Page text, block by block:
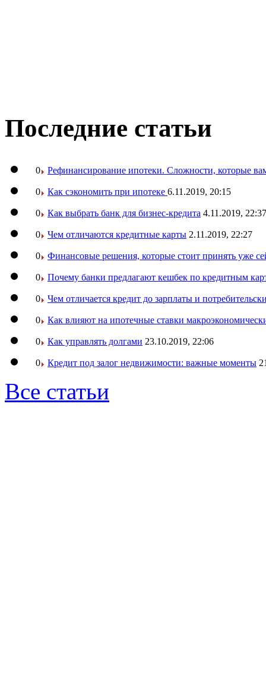
Последние статьи
0 Рефинансирование ипотеки. Сложности, которые
0 Как сэкономить при ипотеке 6.11.2019, 20:15
0 Как выбрать банк для бизнес-кредита 4.11.2019, 22:37
0 Чем отличаются кредитные карты 2.11.2019, 22:27
0 Финансовые решения, которые стоит принять уже
0 Почему банки предлагают кешбек по кредитным
0 Чем отличается кредит до зарплаты и
0 Как влияют на ипотечные ставки
0 Как управлять долгами 23.10.2019, 22:06
0 Кредит под залог недвижимости: важные моменты
Все статьи